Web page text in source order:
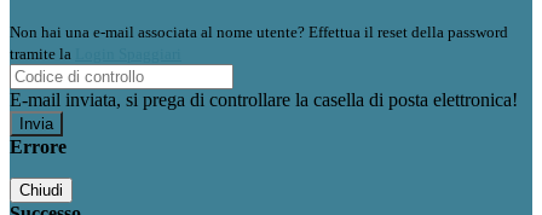
Non hai una e-mail associata al nome utente? Effettua il reset della password
tramite la
E-mail inviata, si prega di controllare la casella di posta elettronica!
Errore
Chiudi